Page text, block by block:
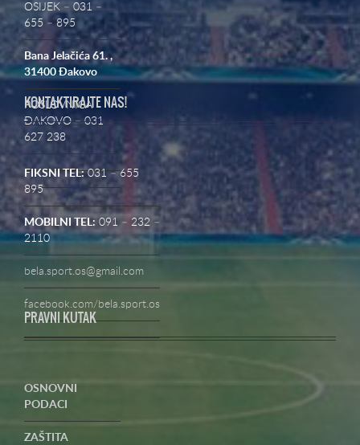
OSIJEK – 031 –
655 – 895
Bana Jelačića 61. ,
31400 Đakovo
POSLOVNICA
ĐAKOVO – 031
627 238
KONTAKTIRAJTE NAS!
FIKSNI TEL:031 – 655
895
MOBILNI TEL: 091 – 232 –
2110
bela.sport.os@gmail.com
facebook.com/bela.sport.os
PRAVNI KUTAK
OSNOVNI
PODACI
ZAŠTITA